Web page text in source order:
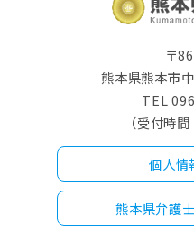
〒
熊本県熊本市
TEL
（受付時
個人情
熊本県弁護